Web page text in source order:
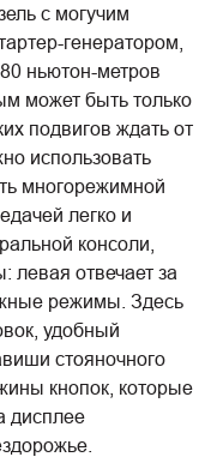
с могучим
генератором,
ньютон-метров
может быть только
подвигов ждать от
использовать
многорежимной
легко и
консоли,
отвечает за
режимы. Здесь
удобный
стояночного
кнопок, которые
дисплее